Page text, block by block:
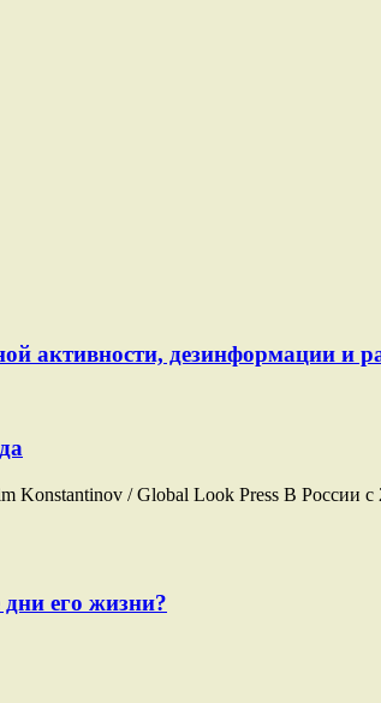
активности, дезинформации и
/ Global Look Press В России с
его жизни?